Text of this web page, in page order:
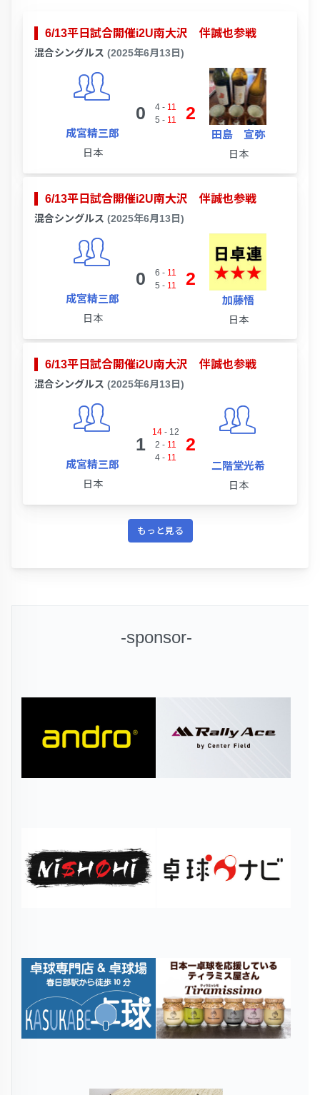
6/13平日試合開催i2U南大沢 伴誠也参戦
混合シングルス (2025年6月13日)
成宮精三郎
日本
0 4- 11
5 - 11 2
田島 宣弥
日本
6/13平日試合開催i2U南大沢 伴誠也参戦
混合シングルス (2025年6月13日)
成宮精三郎
日本
0 6 - 11
5 - 11 2
加藤悟
日本
6/13平日試合開催i2U南大沢 伴誠也参戦
混合シングルス (2025年6月13日)
成宮精三郎
日本
1
14- 12
2 - 11
4- 11
2
二階堂光希
日本
もっと見る
-sponsor-